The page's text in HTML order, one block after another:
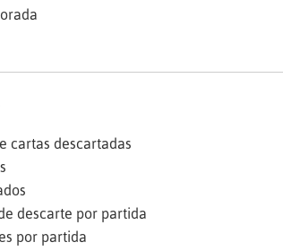
cartas descartadas
descarte por partida
por partida